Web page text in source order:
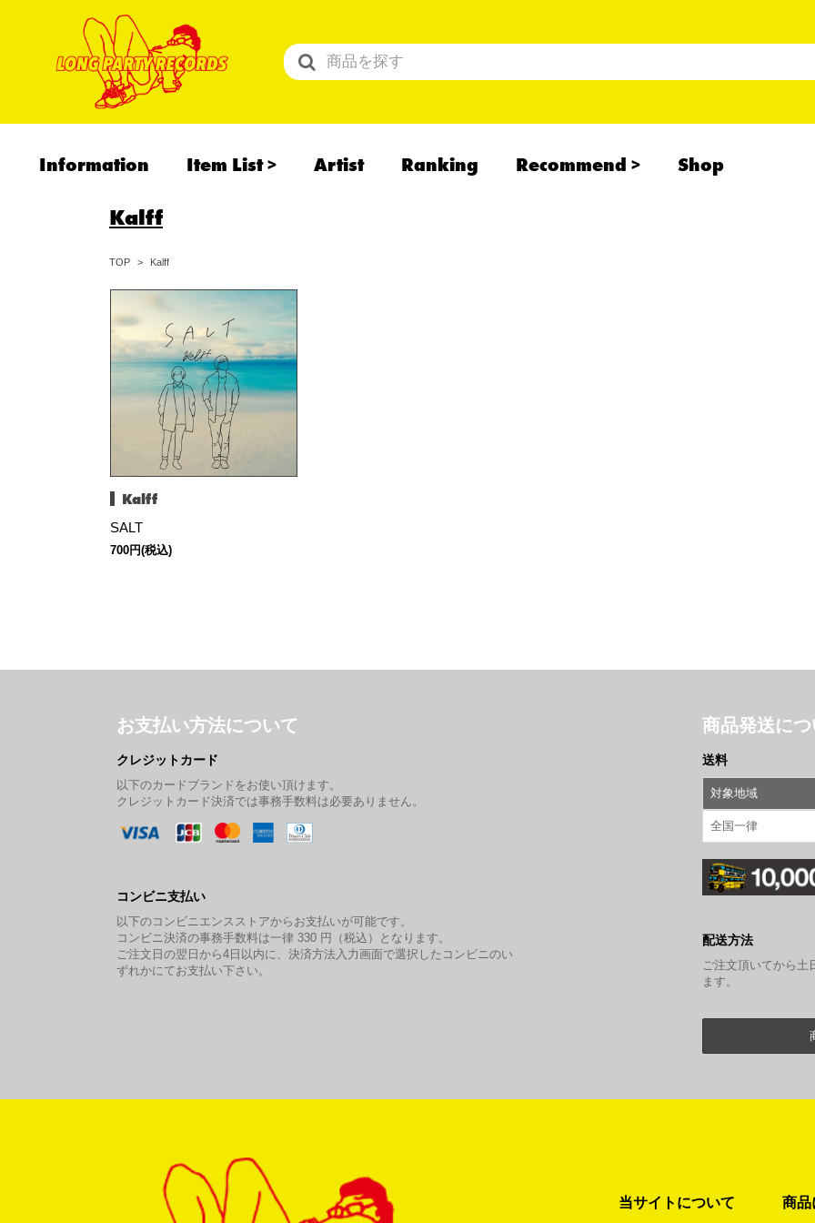
Information Item List Artist Ranking Recommend Shop
Kalff
TOP Kalff
Kalff
SALT
700円(税込)
お支払い方法について
クレジットカード
以下のカードブランドをお使い頂けます。
クレジットカード決済では事務手数料は必要ありません。
コンビニ支払い
以下のコンビニエンスストアからお支払いが可能です。
コンビニ決済の事務手数料は一律 330 円（税込）となります。
ご注文日の翌日から4日以内に、決済方法入力画面で選択したコンビニのい
ずれかにてお支払い下さい。
商品発送につ
送料
対象地域
全国一律
配送方法
ご注文頂いてから土
ます。
当サイトについて 商品